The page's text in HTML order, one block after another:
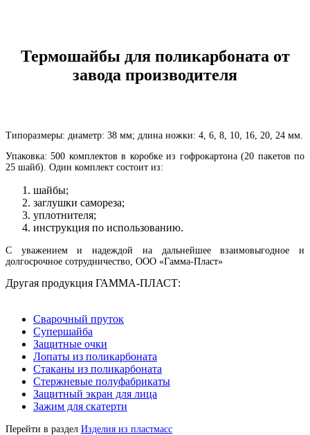
Термошайбы для поликарбоната от
завода производителя
Типоразмеры: диаметр: 38 мм; длина ножки: 4, 6, 8, 10, 16, 20, 24 мм.
Упаковка: 500 комплектов в коробке из гофрокартона (20 пакетов по
25 шайб). Один комплект состоит из:
шайбы;
заглушки самореза;
уплотнителя;
инструкция по использованию.
С уважением и надеждой на дальнейшее взаимовыгодное и
долгосрочное сотрудничество, ООО «Гамма-Пласт»
Другая продукция ГАММА-ПЛАСТ:
Сварочный пруток
Супершайба
Защитные очки
Лопаты из поликарбоната
Стаканы из поликарбоната
Стержневые полуфабрикаты
Защитный экран для лица
Зажим для скатерти
Перейти в раздел Изделия из пластмасс